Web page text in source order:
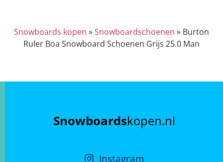
Snowboards kopen »Snowboardschoenen » Burton
Ruler Boa Snowboard Schoenen Grijs 25.0 Man
Snowboardskopen.nl
Instagram